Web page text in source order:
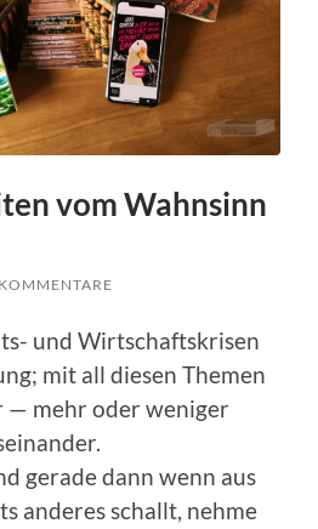
vom Wahnsinn
und Wirtschaftskrisen
mit all diesen Themen
— mehr oder weniger
gerade dann wenn aus
anderes schallt, nehme